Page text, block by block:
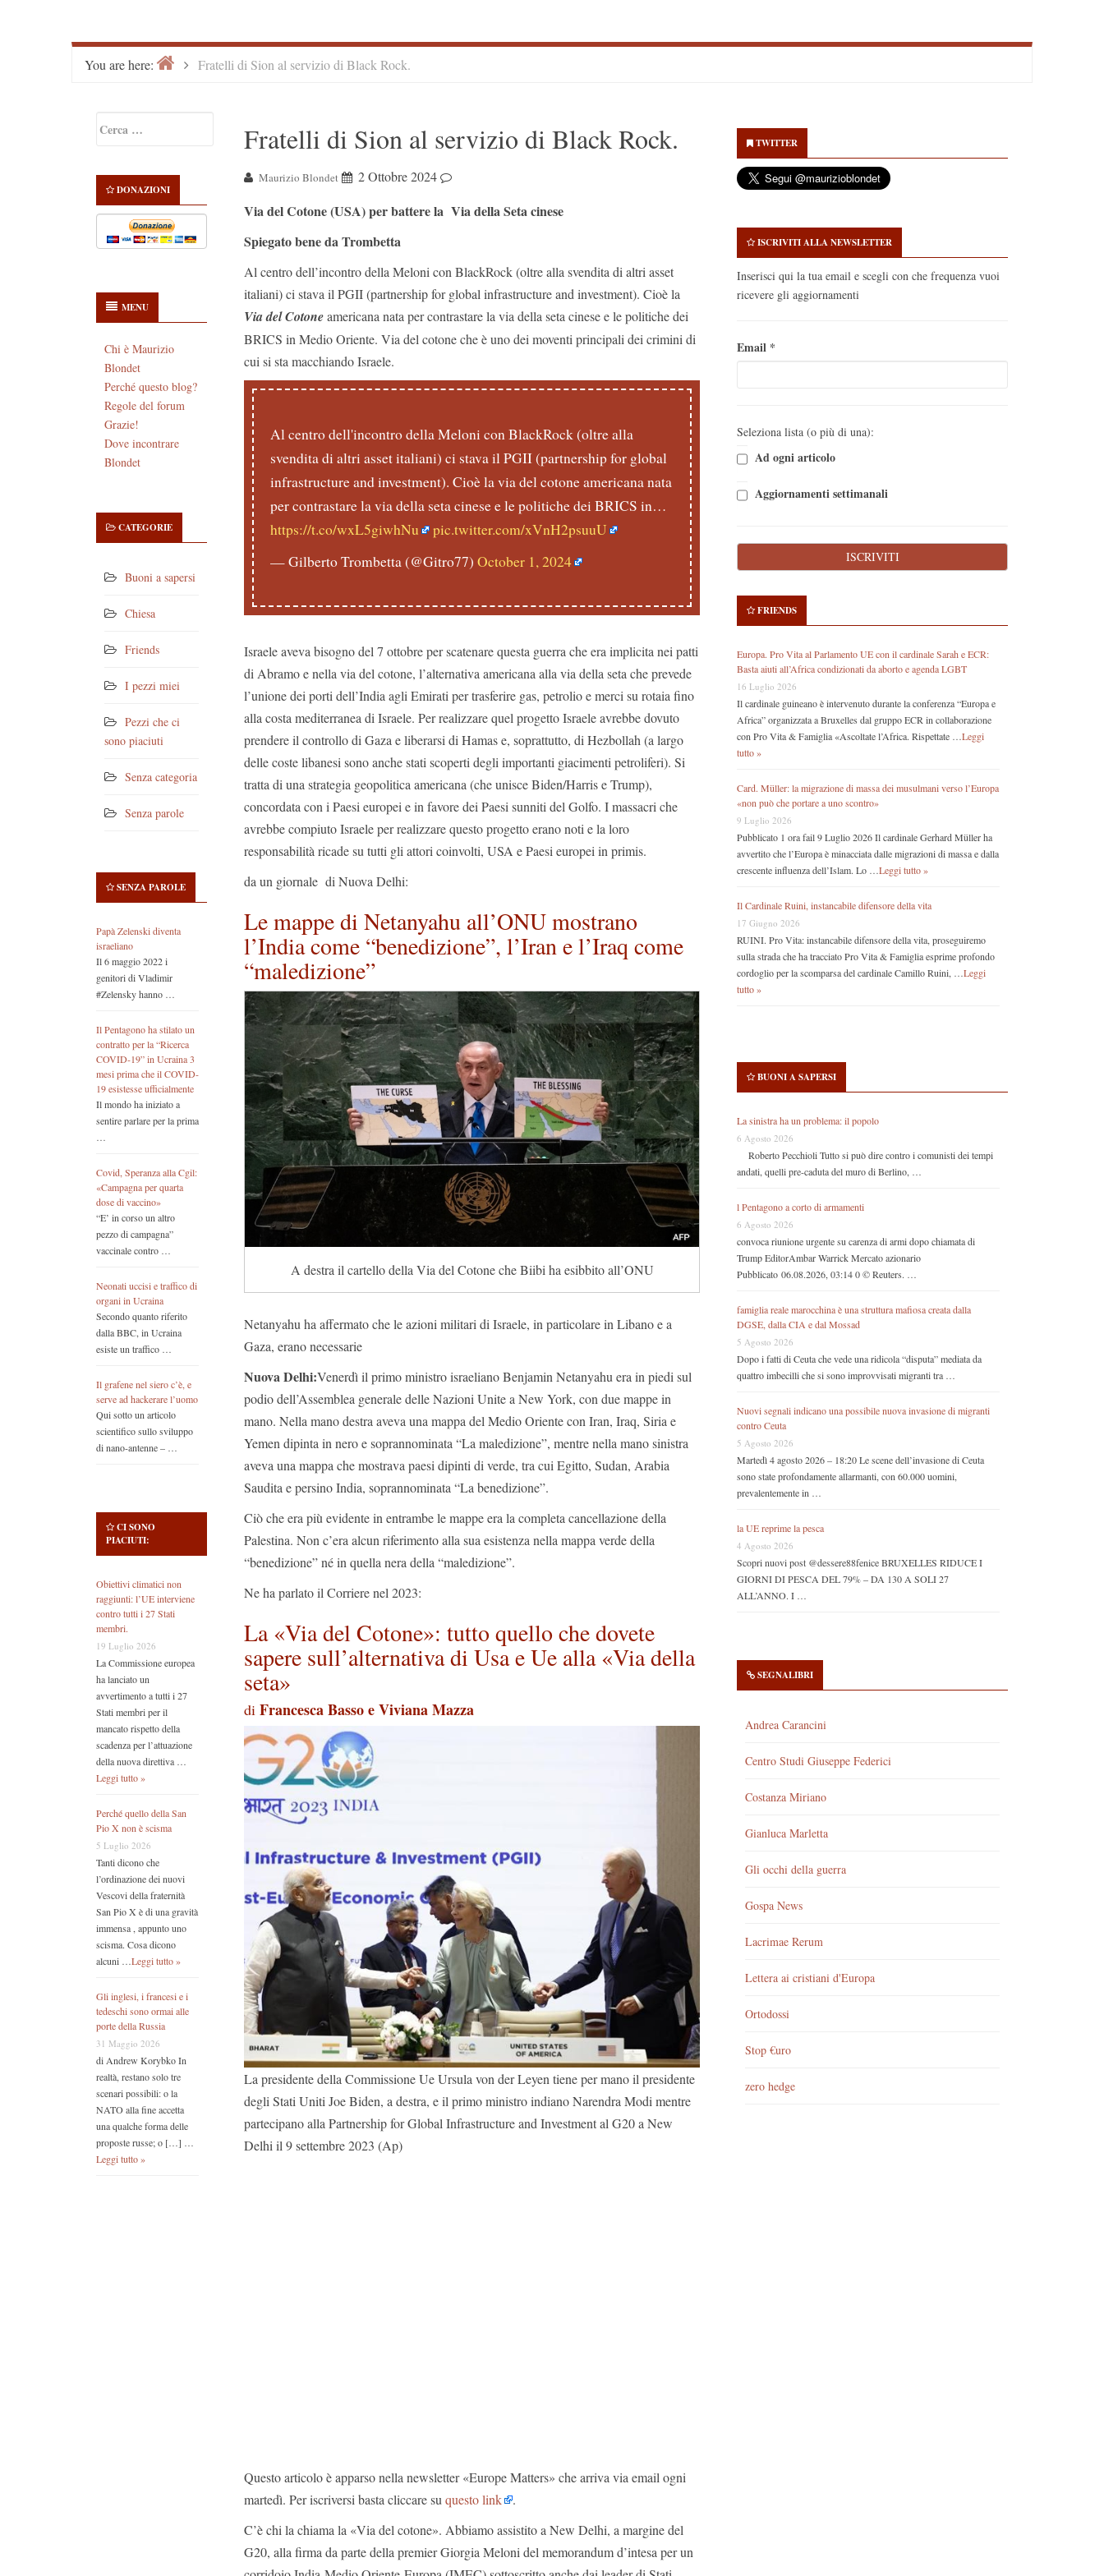
You are here: HomeFratelli di Sion al servizio di Black Rock.
Sidebar
per:
DONAZIONI
MENU
Chi è Maurizio
Blondet
Perché questo blog?
Regole del forum
Grazie!
Dove incontrare
Blondet
CATEGORIE
Buoni a sapersi
Chiesa
Friends
I pezzi miei
Pezzi che ci
sono piaciuti
Senza categoria
Senza parole
SENZA PAROLE
Papà Zelenski diventa
israeliano
Il 6 maggio 2022 i
genitori di Vladimir
#Zelensky hanno …
Il Pentagono ha stilato un
contratto per la “Ricerca
COVID-19” in Ucraina 3
mesi prima che il COVID-
19 esistesse ufficialmente
Il mondo ha iniziato a
sentire parlare per la prima
…
Covid, Speranza alla Cgil:
«Campagna per quarta
dose di vaccino»
“E’ in corso un altro
pezzo di campagna”
vaccinale contro …
Neonati uccisi e traffico di
organi in Ucraina
Secondo quanto riferito
dalla BBC, in Ucraina
esiste un traffico …
Il grafene nel siero c’è, e
serve ad hackerare l’uomo
Qui sotto un articolo
scientifico sullo sviluppo
di nano-antenne – …
CI SONO
PIACIUTI:
Obiettivi climatici non
raggiunti: l’UE interviene
contro tutti i 27 Stati
membri.
19 Luglio 2026
La Commissione europea
ha lanciato un
avvertimento a tutti i 27
Stati membri per il
mancato rispetto della
scadenza per l’attuazione
della nuova direttiva …
Leggi tutto »
Perché quello della San
Pio X non è scisma
5 Luglio 2026
Tanti dicono che
l’ordinazione dei nuovi
Vescovi della fraternità
San Pio X è di una gravità
immensa , appunto uno
scisma. Cosa dicono
alcuni …Leggi tutto »
Gli inglesi, i francesi e i
tedeschi sono ormai alle
porte della Russia
31 Maggio 2026
di Andrew Korybko In
realtà, restano solo tre
scenari possibili: o la
NATO alla fine accetta
una qualche forma delle
proposte russe; o […] …
Leggi tutto »
Fratelli di Sion al servizio di Black Rock.
Maurizio Blondet 2 Ottobre 2024
Via del Cotone (USA) per battere la Via della Seta cinese
Spiegato bene da Trombetta
Al centro dell’incontro della Meloni con BlackRock (oltre alla svendita di altri asset
italiani) ci stava il PGII (partnership for global infrastructure and investment). Cioè la
Via del Cotoneamericana nata per contrastare la via della seta cinese e le politiche dei
BRICS in Medio Oriente. Via del cotone che è uno dei moventi principali dei crimini di
cui si sta macchiando Israele.
Al centro dell'incontro della Meloni con BlackRock (oltre alla
svendita di altri asset italiani) ci stava il PGII (partnership for global
infrastructure and investment). Cioè la via del cotone americana nata
per contrastare la via della seta cinese e le politiche dei BRICS in…
https://t.co/wxL5giwhNu
pic.twitter.com/xVnH2psuuU
— Gilberto Trombetta (@Gitro77) October 1, 2024
Israele aveva bisogno del 7 ottobre per scatenare questa guerra che era implicita nei patti
di Abramo e nella via del cotone, l’alternativa americana alla via della seta che prevede
l’unione dei porti dell’India agli Emirati per trasferire gas, petrolio e merci su rotaia fino
alla costa mediterranea di Israele. Per realizzare quel progetto Israele avrebbe dovuto
prendere il controllo di Gaza e liberarsi di Hamas e, soprattutto, di Hezbollah (a largo
delle coste libanesi sono anche stati scoperti degli importanti giacimenti petroliferi). Si
tratta di una strategia geopolitica americana (che unisce Biden/Harris e Trump),
concordata con i Paesi europei e in favore dei Paesi sunniti del Golfo. I massacri che
avrebbe compiuto Israele per realizzare questo progetto erano noti e la loro
responsabilità ricade su tutti gli attori coinvolti, USA e Paesi europei in primis.
da un giornale di Nuova Delhi:
Le mappe di Netanyahu all’ONU mostrano
l’India come “benedizione”, l’Iran e l’Iraq come
“maledizione”
A destra il cartello della Via del Cotone che Biibi ha esibbito all’ONU
Netanyahu ha affermato che le azioni militari di Israele, in particolare in Libano e a
Gaza, erano necessarie
Nuova Delhi:Venerdì il primo ministro israeliano Benjamin Netanyahu era in piedi sul
podio dell’Assemblea generale delle Nazioni Unite a New York, con due mappe in
mano. Nella mano destra aveva una mappa del Medio Oriente con Iran, Iraq, Siria e
Yemen dipinta in nero e soprannominata “La maledizione”, mentre nella mano sinistra
aveva una mappa che mostrava paesi dipinti di verde, tra cui Egitto, Sudan, Arabia
Saudita e persino India, soprannominata “La benedizione”.
Ciò che era più evidente in entrambe le mappe era la completa cancellazione della
Palestina. Non c’era alcun riferimento alla sua esistenza nella mappa verde della
“benedizione” né in quella nera della “maledizione”.
Ne ha parlato il Corriere nel 2023:
La «Via del Cotone»: tutto quello che dovete
sapere sull’alternativa di Usa e Ue alla «Via della
seta»
di Francesca Basso e Viviana Mazza
La presidente della Commissione Ue Ursula von der Leyen tiene per mano il presidente
degli Stati Uniti Joe Biden, a destra, e il primo ministro indiano Narendra Modi mentre
partecipano alla Partnership for Global Infrastructure and Investment al G20 a New
Delhi il 9 settembre 2023 (Ap)
Questo articolo è apparso nella newsletter «Europe Matters» che arriva via email ogni
martedì. Per iscriversi basta cliccare su questo link
.
C’è chi la chiama la «Via del cotone». Abbiamo assistito a New Delhi, a margine del
G20, alla firma da parte della premier Giorgia Meloni del memorandum d’intesa per un
Sidebar
TWITTER
ISCRIVITI ALLA NEWSLETTER
Inserisci qui la tua email e scegli con che frequenza vuoi
ricevere gli aggiornamenti
Email *
Seleziona lista (o più di una):
Ad ogni articolo
Aggiornamenti settimanali
FRIENDS
Europa. Pro Vita al Parlamento UE con il cardinale Sarah e ECR:
Basta aiuti all’Africa condizionati da aborto e agenda LGBT
16 Luglio 2026
Il cardinale guineano è intervenuto durante la conferenza “Europa e
Africa” organizzata a Bruxelles dal gruppo ECR in collaborazione
con Pro Vita & Famiglia «Ascoltate l’Africa. Rispettate … Leggi
tutto »
Card. Müller: la migrazione di massa dei musulmani verso l’Europa
«non può che portare a uno scontro»
9 Luglio 2026
Pubblicato 1 ora fail 9 Luglio 2026 Il cardinale Gerhard Müller ha
avvertito che l’Europa è minacciata dalle migrazioni di massa e dalla
crescente influenza dell’Islam. Lo … Leggi tutto »
Il Cardinale Ruini, instancabile difensore della vita
17 Giugno 2026
RUINI. Pro Vita: instancabile difensore della vita, proseguiremo
sulla strada che ha tracciato Pro Vita & Famiglia esprime profondo
cordoglio per la scomparsa del cardinale Camillo Ruini, … Leggi
tutto »
BUONI A SAPERSI
La sinistra ha un problema: il popolo
6 Agosto 2026
Roberto Pecchioli Tutto si può dire contro i comunisti dei tempi
andati, quelli pre-caduta del muro di Berlino, …
l Pentagono a corto di armamenti
6 Agosto 2026
convoca riunione urgente su carenza di armi dopo chiamata di
Trump EditorAmbar Warrick Mercato azionario
Pubblicato 06.08.2026, 03:14 0 © Reuters. …
famiglia reale marocchina è una struttura mafiosa creata dalla
DGSE, dalla CIA e dal Mossad
5 Agosto 2026
Dopo i fatti di Ceuta che vede una ridicola “disputa” mediata da
quattro imbecilli che si sono improvvisati migranti tra …
Nuovi segnali indicano una possibile nuova invasione di migranti
contro Ceuta
5 Agosto 2026
Martedì 4 agosto 2026 – 18:20 Le scene dell’invasione di Ceuta
sono state profondamente allarmanti, con 60.000 uomini,
prevalentemente in …
la UE reprime la pesca
4 Agosto 2026
Scopri nuovi post @dessere88fenice BRUXELLES RIDUCE I
GIORNI DI PESCA DEL 79% – DA 130 A SOLI 27
ALL’ANNO. I …
SEGNALIBRI
Andrea Carancini
Centro Studi Giuseppe Federici
Costanza Miriano
Gianluca Marletta
Gli occhi della guerra
Gospa News
Lacrimae Rerum
Lettera ai cristiani d'Europa
Ortodossi
Stop €uro
zero hedge